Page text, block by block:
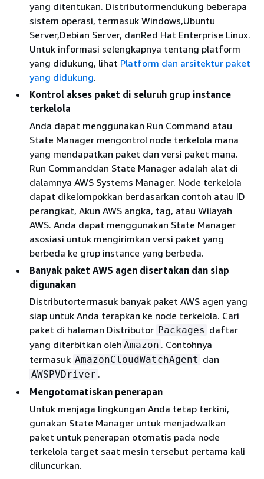
yang ditentukan. Distributormendukung beberapa
sistem operasi, termasuk Windows,Ubuntu
Server,Debian Server, danRed Hat Enterprise Linux.
Untuk informasi selengkapnya tentang platform
yang didukung, lihat Platform dan arsitektur paket
yang didukung.
Kontrol akses paket di seluruh grup instance
terkelola
Anda dapat menggunakan Run Command atau
State Manager mengontrol node terkelola mana
yang mendapatkan paket dan versi paket mana.
Run Commanddan State Manager adalah alat di
dalamnya AWS Systems Manager. Node terkelola
dapat dikelompokkan berdasarkan contoh atau ID
perangkat, Akun AWS angka, tag, atau Wilayah
AWS. Anda dapat menggunakan State Manager
asosiasi untuk mengirimkan versi paket yang
berbeda ke grup instance yang berbeda.
Banyak paket AWS agen disertakan dan siap
digunakan
Distributortermasuk banyak paket AWS agen yang
siap untuk Anda terapkan ke node terkelola. Cari
paket di halaman Distributor Packages daftar
yang diterbitkan oleh Amazon . Contohnya
termasuk AmazonCloudWatchAgent dan
AWSPVDriver .
Mengotomatiskan penerapan
Untuk menjaga lingkungan Anda tetap terkini,
gunakan State Manager untuk menjadwalkan
paket untuk penerapan otomatis pada node
terkelola target saat mesin tersebut pertama kali
diluncurkan.